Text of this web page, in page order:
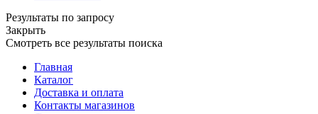
Результаты по запросу
Закрыть
Смотреть все результаты поиска
Главная
Каталог
Доставка и оплата
Контакты магазинов